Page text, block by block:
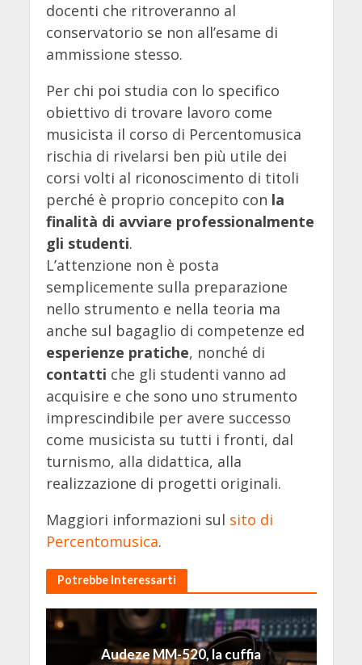
docenti che ritroveranno al
conservatorio se non all’esame di
ammissione stesso.
Per chi poi studia con lo specifico
obiettivo di trovare lavoro come
musicista il corso di Percentomusica
rischia di rivelarsi ben più utile dei
corsi volti al riconoscimento di titoli
perché è proprio concepito con la
finalità di avviare professionalmente
gli studenti.
L’attenzione non è posta
semplicemente sulla preparazione
nello strumento e nella teoria ma
anche sul bagaglio di competenze ed
esperienze pratiche, nonché di
contatti che gli studenti vanno ad
acquisire e che sono uno strumento
imprescindibile per avere successo
come musicista su tutti i fronti, dal
turnismo, alla didattica, alla
realizzazione di progetti originali.
Maggiori informazioni sul sito di
Percentomusica.
Potrebbe Interessarti
Audeze MM-520, la cuffia